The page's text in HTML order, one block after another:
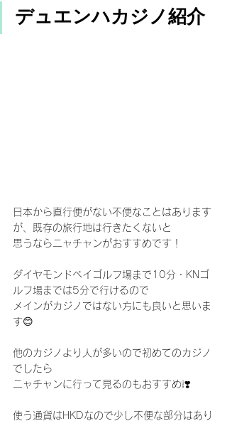
デュエンハカジノ紹介
日本から直行便がない不便なことはあります
が、既存の旅行地は行きたくないと
思うならニャチャンがおすすめです！
ダイヤモンドベイゴルフ場まで10分・KNゴ
ルフ場までは5分で行けるので
メインがカジノではない方にも良いと思いま
す😊
他のカジノより人が多いので初めてのカジノ
でしたら
ニャチャンに行って見るのもおすすめ❕❣️
使う通貨はHKDなので少し不便な部分はあり